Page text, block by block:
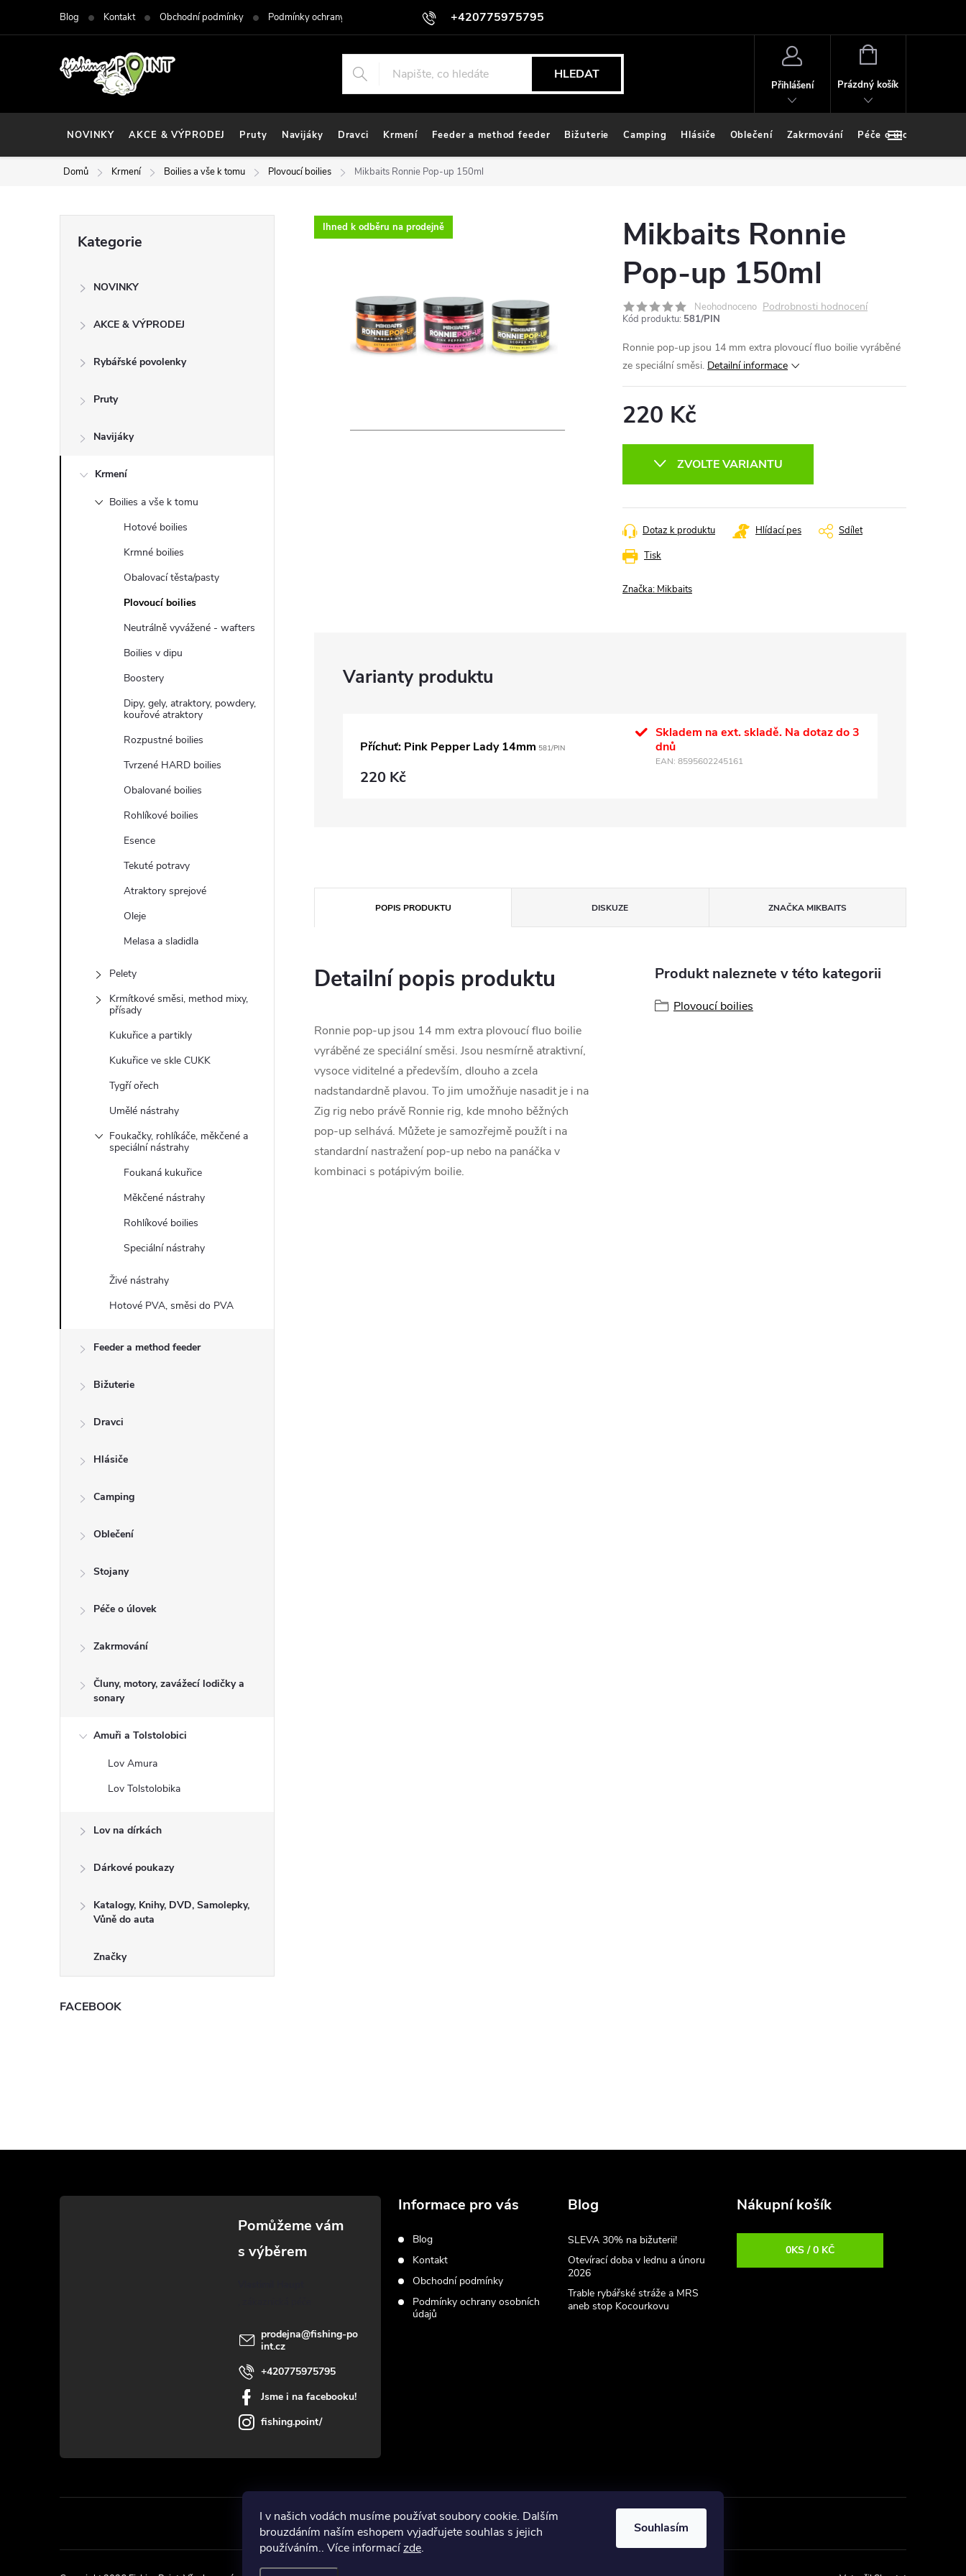
I v našich vodách musíme používat soubory cookie. Dalším
brouzdáním naším eshopem vyjadřujete souhlas s jejich
používáním.. Více informacízde.
Souhlasím
+420775975795
Blog Kontakt Obchodní podmínky Podmínky ochrany osobních údajů
HLEDAT
Přihlášení
NÁKUPNÍ
Prázdný košík
NOVINKY AKCE & VÝPRODEJ Pruty Navijáky Dravci Krmení Feeder a method feeder Bižuterie Camping Hlásiče Oblečení Zakrmování Péče o úlovek
Domů Krmení Boilies a vše k tomu Plovoucí boilies Mikbaits Ronnie Pop-up 150ml
n
kategorie
Kategorie
NOVINKY
AKCE & VÝPRODEJ
Rybářské povolenky
Pruty
Navijáky
Krmení
Boilies a vše k tomu
Hotové boilies
Krmné boilies
Obalovací těsta/pasty
Plovoucí boilies
Neutrálně vyvážené - wafters
Boilies v dipu
Boostery
Dipy, gely, atraktory, powdery,
kouřové atraktory
Rozpustné boilies
Tvrzené HARD boilies
Obalované boilies
Rohlíkové boilies
Esence
Tekuté potravy
Atraktory sprejové
Oleje
Melasa a sladidla
Pelety
Krmítkové směsi, method mixy,
přísady
Kukuřice a partikly
Kukuřice ve skle CUKK
Tygří ořech
Umělé nástrahy
Foukačky, rohlíkáče, měkčené a
speciální nástrahy
Foukaná kukuřice
Měkčené nástrahy
Rohlíkové boilies
Speciální nástrahy
Živé nástrahy
Hotové PVA, směsi do PVA
Feeder a method feeder
Bižuterie
Dravci
Hlásiče
Camping
Oblečení
Stojany
Péče o úlovek
Zakrmování
Čluny, motory, zavážecí lodičky a
sonary
Amuři a Tolstolobici
Lov Amura
Lov Tolstolobika
Lov na dírkách
Dárkové poukazy
Katalogy, Knihy, DVD, Samolepky,
Vůně do auta
Značky
FACEBOOK
Ihned k odběru na prodejně
Mikbaits Ronnie
Pop-up 150ml
Neohodnoceno Podrobnosti hodnocení
Kód produktu: 581/PIN
Ronnie pop-up jsou 14 mm extra plovoucí fluo boilie vyráběné
ze speciální směsi. Detailní informace
220 Kč
ZVOLTE VARIANTU
Tisk
Dotaz k produktu Hlídací pes Sdílet
Značka: Mikbaits
Příchuť: Pink Pepper Lady 14mm 581/PIN
Skladem na ext. skladě. Na dotaz do 3
dnů
EAN: 8595602245161
220 Kč
POPIS PRODUKTU DISKUZE ZNAČKAMIKBAITS
Detailní popis produktu
Ronnie pop-up jsou 14 mm extra plovoucí fluo boilie
vyráběné ze speciální směsi. Jsou nesmírně atraktivní,
vysoce viditelné a především, dlouho a zcela
nadstandardně plavou. To jim umožňuje nasadit je i na
Zig rig nebo právě Ronnie rig, kde mnoho běžných
pop-up selhává. Můžete je samozřejmě použít i na
standardní nastražení pop-up nebo na panáčka v
kombinaci s potápivým boilie.
Produkt naleznete v této kategorii
Plovoucí boilies
prodejna@fishing-po
int.cz
+420775975795
Jsme i na facebooku!
fishing.point/
Informace pro vás
Blog
Kontakt
Obchodní podmínky
Podmínky ochrany osobních
údajů
Blog
SLEVA 30% na bižuterii!
Otevírací doba v lednu a únoru
2026
Trable rybářské stráže a MRS
aneb stop Kocourkovu
Nákupní košík
0KS /0 KČ